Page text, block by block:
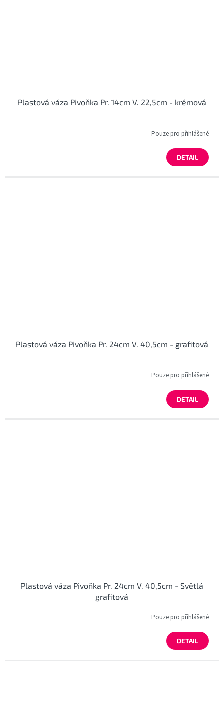
Plastová váza Pivoňka Pr. 14cm V. 22,5cm - krémová
Pouze pro přihlášené
DETAIL
Plastová váza Pivoňka Pr. 24cm V. 40,5cm - grafitová
Pouze pro přihlášené
DETAIL
Plastová váza Pivoňka Pr. 24cm V. 40,5cm - Světlá
grafitová
Pouze pro přihlášené
DETAIL